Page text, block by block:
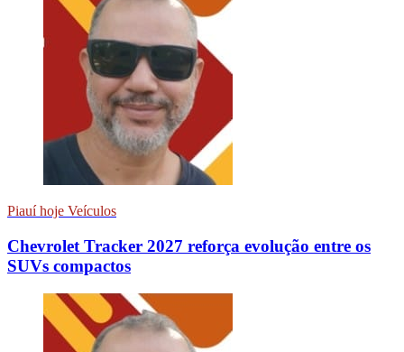
Piauí hoje Veículos
Chevrolet Tracker 2027 reforça evolução entre os
SUVs compactos